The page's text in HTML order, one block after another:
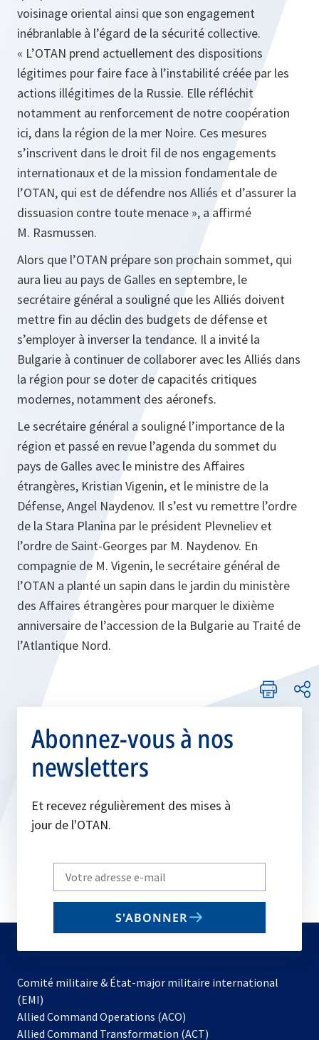
voisinage oriental ainsi que son engagement
inébranlable à l’égard de la sécurité collective.
« L’OTAN prend actuellement des dispositions
légitimes pour faire face à l’instabilité créée par les
actions illégitimes de la Russie. Elle réfléchit
notamment au renforcement de notre coopération
ici, dans la région de la mer Noire. Ces mesures
s’inscrivent dans le droit fil de nos engagements
internationaux et de la mission fondamentale de
l’OTAN, qui est de défendre nos Alliés et d’assurer la
dissuasion contre toute menace », a affirmé
M. Rasmussen.
Alors que l’OTAN prépare son prochain sommet, qui
aura lieu au pays de Galles en septembre, le
secrétaire général a souligné que les Alliés doivent
mettre fin au déclin des budgets de défense et
s’employer à inverser la tendance. Il a invité la
Bulgarie à continuer de collaborer avec les Alliés dans
la région pour se doter de capacités critiques
modernes, notamment des aéronefs.
Le secrétaire général a souligné l’importance de la
région et passé en revue l’agenda du sommet du
pays de Galles avec le ministre des Affaires
étrangères, Kristian Vigenin, et le ministre de la
Défense, Angel Naydenov. Il s’est vu remettre l’ordre
de la Stara Planina par le président Plevneliev et
l’ordre de Saint‑Georges par M. Naydenov. En
compagnie de M. Vigenin, le secrétaire général de
l’OTAN a planté un sapin dans le jardin du ministère
des Affaires étrangères pour marquer le dixième
anniversaire de l’accession de la Bulgarie au Traité de
l’Atlantique Nord.
Abonnez-vous à nos
newsletters
Et recevez régulièrement des mises à
jour de l'OTAN.
Write
your
email
S'ABONNER
Comité militaire & État-major militaire international
(EMI)
Allied Command Operations (ACO)
dans
Allied Command Transformation (ACT)